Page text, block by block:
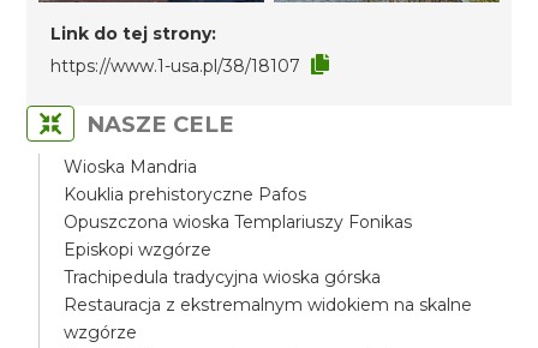
Link do tej strony:
https://www.1-usa.pl/38/18107
NASZE CELE
Wioska Mandria
Kouklia prehistoryczne Pafos
Opuszczona wioska Templariuszy Fonikas
Episkopi wzgórze
Trachipedula tradycyjna wioska górska
Restauracja z ekstremalnym widokiem na skalne
wzgórze